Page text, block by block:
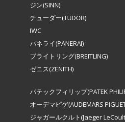
ジン(SINN)
チューダー(TUDOR)
IWC
パネライ(PANERAI)
ブライトリング(BREITLING)
ゼニス(ZENITH)
パテックフィリップ(PATEK
オーデマピゲ(AUDEMARS
ジャガールクルト(Jaeger